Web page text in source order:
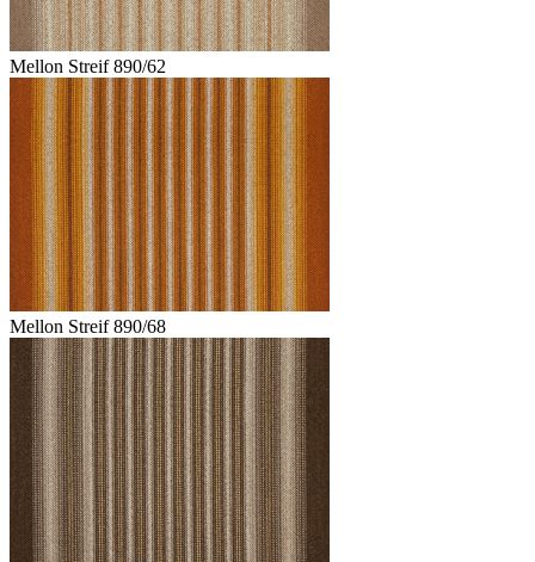
Mellon Streif 890/62
Mellon Streif 890/68